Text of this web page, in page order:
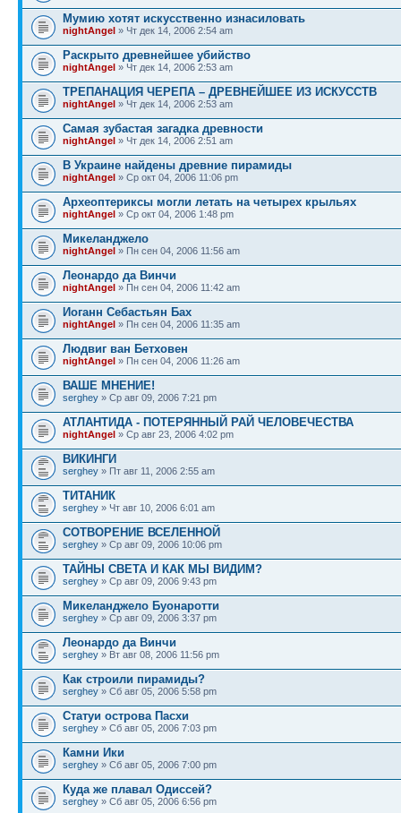
Мумию хотят искусственно изнасиловать
nightAngel » Чт дек 14, 2006 2:54 am
Раскрыто древнейшее убийство
nightAngel » Чт дек 14, 2006 2:53 am
ТРЕПАНАЦИЯ ЧЕРЕПА – ДРЕВНЕЙШЕЕ ИЗ ИСКУССТВ
nightAngel » Чт дек 14, 2006 2:53 am
Самая зубастая загадка древности
nightAngel » Чт дек 14, 2006 2:51 am
В Украине найдены древние пирамиды
nightAngel » Ср окт 04, 2006 11:06 pm
Археоптериксы могли летать на четырех крыльях
nightAngel » Ср окт 04, 2006 1:48 pm
Микеланджело
nightAngel » Пн сен 04, 2006 11:56 am
Леонардо да Винчи
nightAngel » Пн сен 04, 2006 11:42 am
Иоганн Себастьян Бах
nightAngel » Пн сен 04, 2006 11:35 am
Людвиг ван Бетховен
nightAngel » Пн сен 04, 2006 11:26 am
ВАШЕ МНЕНИЕ!
serghey » Ср авг 09, 2006 7:21 pm
АТЛАНТИДА - ПОТЕРЯННЫЙ РАЙ ЧЕЛОВЕЧЕСТВА
nightAngel » Ср авг 23, 2006 4:02 pm
ВИКИНГИ
serghey » Пт авг 11, 2006 2:55 am
ТИТАНИК
serghey » Чт авг 10, 2006 6:01 am
СОТВОРЕНИЕ ВСЕЛЕННОЙ
serghey » Ср авг 09, 2006 10:06 pm
ТАЙНЫ СВЕТА И КАК МЫ ВИДИМ?
serghey » Ср авг 09, 2006 9:43 pm
Микеланджело Буонаротти
serghey » Ср авг 09, 2006 3:37 pm
Леонардо да Винчи
serghey » Вт авг 08, 2006 11:56 pm
Как строили пирамиды?
serghey » Сб авг 05, 2006 5:58 pm
Статуи острова Пасхи
serghey » Сб авг 05, 2006 7:03 pm
Камни Ики
serghey » Сб авг 05, 2006 7:00 pm
Куда же плавал Одиссей?
serghey » Сб авг 05, 2006 6:56 pm